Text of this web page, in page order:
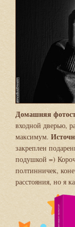
Домашняя
входной дверью,
максимум.
закреплен
подушкой =)
полтинничек,
расстояния, но я